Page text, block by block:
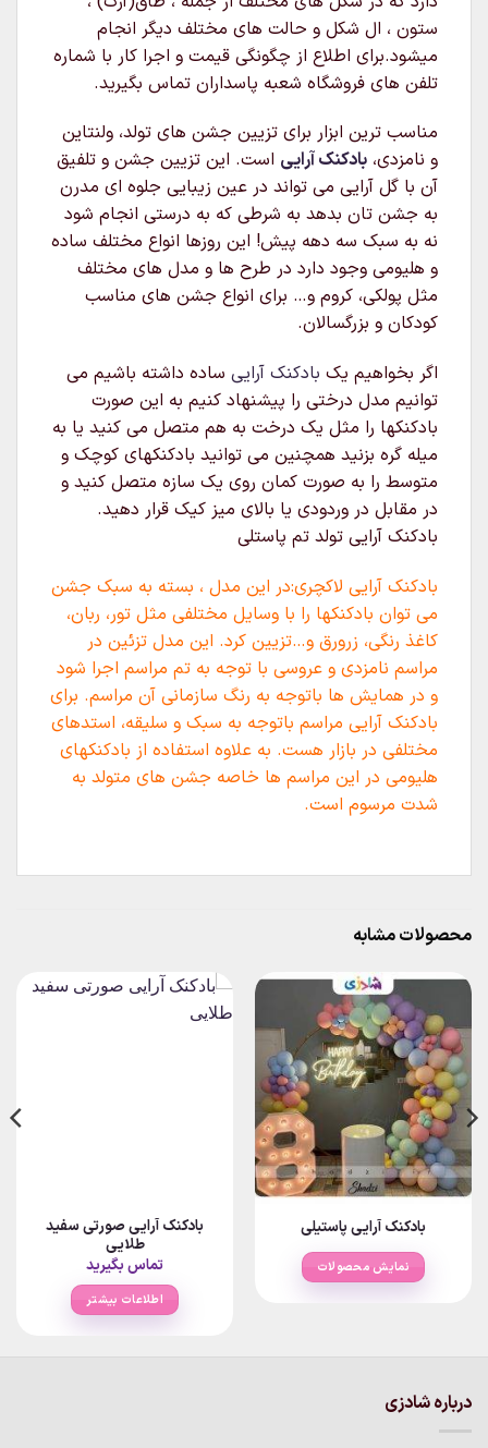
ستون ، ال شکل و حالت های مختلف دیگر انجام
میشود.برای اطلاع از چگونگی قیمت و اجرا کار با شماره
تلفن های فروشگاه شعبه پاسداران تماس بگیرید.
مناسب ترین ابزار برای تزیین جشن های تولد، ولنتاین
و نامزدی، بادکنک آرایی است. این تزیین جشن و تلفیق
آن با گل آرایی می تواند در عین زیبایی جلوه ای مدرن
به جشن تان بدهد به شرطی که به درستی انجام شود
نه به سبک سه دهه پیش! این روزها انواع مختلف ساده
و هلیومی وجود دارد در طرح ها و مدل های مختلف
مثل پولکی، کروم و… برای انواع جشن های مناسب
کودکان و بزرگسالان.
اگر بخواهیم یک بادکنک آرایی ساده داشته باشیم می
توانیم مدل درختی را پیشنهاد کنیم به این صورت
بادکنکها را مثل یک درخت به هم متصل می کنید یا به
میله گره بزنید همچنین می توانید بادکنکهای کوچک و
متوسط را به صورت کمان روی یک سازه متصل کنید و
در مقابل در وردودی یا بالای میز کیک قرار دهید.
بادکنک آرایی تولد تم پاستلی
بادکنک آرایی لاکچری:در این مدل ، بسته به سبک جشن
می توان بادکنکها را با وسایل مختلفی مثل تور، ربان،
کاغذ رنگی، زرورق و…تزیین کرد. این مدل تزئین در
مراسم نامزدی و عروسی با توجه به تم مراسم اجرا شود
و در همایش ها باتوجه به رنگ سازمانی آن مراسم. برای
بادکنک آرایی مراسم باتوجه به سبک و سلیقه، استدهای
مختلفی در بازار هست. به علاوه استفاده از بادکنکهای
هلیومی در این مراسم ها خاصه جشن های متولد به
شدت مرسوم است.
محصولات مشابه
بادکنک آرایی پاستیلی
نمایش محصولات
بادکنک آرایی صورتی سفید
طلایی
تماس بگیرید
اطلاعات بیشتر
درباره شادزی